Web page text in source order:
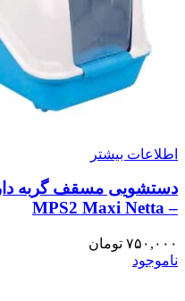
اطلاعات بیشتر
دستشویی مسقف گربه
– MPS2 Maxi Netta
۷۵۰,۰۰۰ تومان
ناموجود